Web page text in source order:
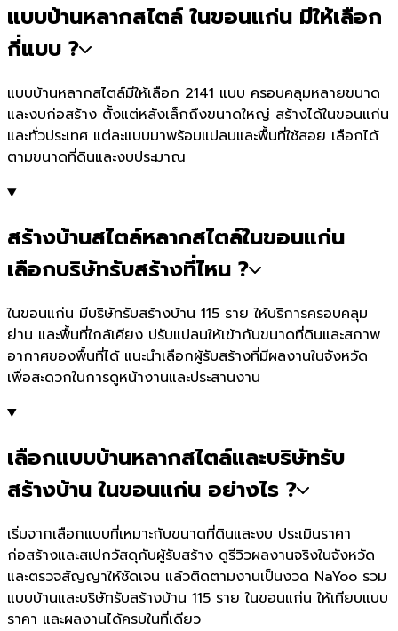
แบบบ้านหลากสไตล์ ในขอนแก่น มีให้เลือก
กี่แบบ ?
แบบบ้านหลากสไตล์มีให้เลือก 2141 แบบ ครอบคลุมหลายขนาด
และงบก่อสร้าง ตั้งแต่หลังเล็กถึงขนาดใหญ่ สร้างได้ในขอนแก่น
และทั่วประเทศ แต่ละแบบมาพร้อมแปลนและพื้นที่ใช้สอย เลือกได้
ตามขนาดที่ดินและงบประมาณ
สร้างบ้านสไตล์หลากสไตล์ในขอนแก่น
เลือกบริษัทรับสร้างที่ไหน ?
ในขอนแก่น มีบริษัทรับสร้างบ้าน 115 ราย ให้บริการครอบคลุม
ย่าน และพื้นที่ใกล้เคียง ปรับแปลนให้เข้ากับขนาดที่ดินและสภาพ
อากาศของพื้นที่ได้ แนะนำเลือกผู้รับสร้างที่มีผลงานในจังหวัด
เพื่อสะดวกในการดูหน้างานและประสานงาน
เลือกแบบบ้านหลากสไตล์และบริษัทรับ
สร้างบ้าน ในขอนแก่น อย่างไร ?
เริ่มจากเลือกแบบที่เหมาะกับขนาดที่ดินและงบ ประเมินราคา
ก่อสร้างและสเปกวัสดุกับผู้รับสร้าง ดูรีวิวผลงานจริงในจังหวัด
และตรวจสัญญาให้ชัดเจน แล้วติดตามงานเป็นงวด NaYoo รวม
แบบบ้านและบริษัทรับสร้างบ้าน 115 ราย ในขอนแก่น ให้เทียบแบบ
ราคา และผลงานได้ครบในที่เดียว